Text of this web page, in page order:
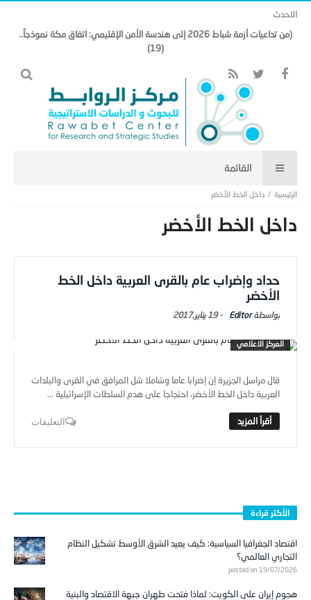
الاحدث
(من تداعيات أزمة شباط 2026 إلى هندسة الأمن الإقليمي: اتفاق مكة نموذجاً..
(19)
داخل الخط الأخضر
داخل الخط الأخضر
حداد وإضراب عام بالقرى العربية داخل الخط
الأخضر
Editor
-19 يناير,2017
المركز الاعلامي
قال مراسل الجزيرة إن إضرابا عاما وشاملا شل المرافق في القرى والبلدات
العربية داخل الخط الأخضر، احتجاجا على هدم السلطات الإسرائيلية ...
التعليقات
الأكثر قراءة
اقتصاد الجغرافيا السياسية: كيف يعيد الشرق الأوسط تشكيل النظام
التجاري العالمي؟
posted on 19/07/2026
هجوم إيران على الكويت: لماذا فتحت طهران جبهة الاقتصاد والبنية